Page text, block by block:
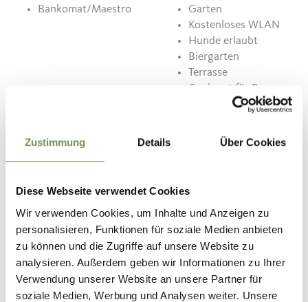
Zustimmung Details Über Cookies
Diese Webseite verwendet Cookies
Wir verwenden Cookies, um Inhalte und Anzeigen zu
personalisieren, Funktionen für soziale Medien anbieten
zu können und die Zugriffe auf unsere Website zu
analysieren. Außerdem geben wir Informationen zu Ihrer
Verwendung unserer Website an unsere Partner für
soziale Medien, Werbung und Analysen weiter. Unsere
Bankomat/Maestro
Garten
Kostenloses WLAN
Hunde erlaubt
Biergarten
Terrasse
Geeignet für Busse
39019 Dorf Tirol
info@koehln-keller.it
www.koehln-keller.it
T+39 333 5439165